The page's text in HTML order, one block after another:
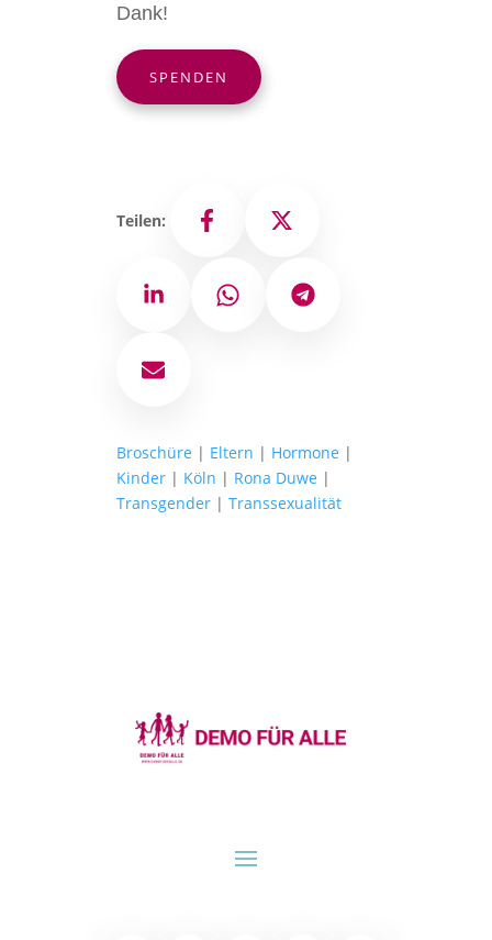
Dank!
SPENDEN
Teilen: Facebook X
LinkedIn WhatsAppTelegram
E-Mail
Broschüre | Eltern | Hormone |
Kinder| Köln | Rona Duwe |
Transgender| Transsexualität